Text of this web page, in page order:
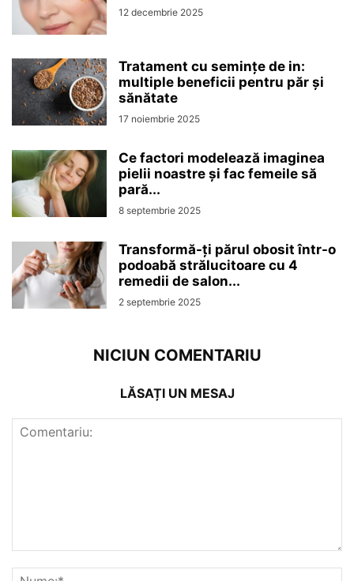
12 decembrie 2025
Tratament cu semințe de in:
multiple beneficii pentru păr și
sănătate
17 noiembrie 2025
Ce factori modelează imaginea
pielii noastre și fac femeile să
pară...
8 septembrie 2025
Transformă-ți părul obosit într-o
podoabă strălucitoare cu 4
remedii de salon...
2 septembrie 2025
NICIUN COMENTARIU
LĂSAȚI UN MESAJ